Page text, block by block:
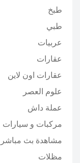
طبخ
طبي
عربيات
عقارات
عقارات اون لاين
علوم العصر
عملة داش
مركبات و سيارات
مشاهدة بث مباشر
مظلات